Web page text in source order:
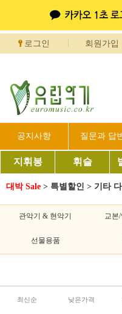
로그인 회원가입
공지사항 질문과 답
지휘봉 휘슬
대박 Sale > 특별할인 > 기타
관악기 & 현악기 교본
선물용품
최신순 낮은가격